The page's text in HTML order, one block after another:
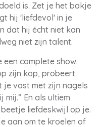
is. Zet je het bakje
hij 'liefdevol' in je
dat hij écht niet kan
niet zijn talent.
complete show.
zijn kop, probeert
je vast met zijn nagels
mij.” En als ultiem
liefdeskwijl op je.
aan om te kroelen of